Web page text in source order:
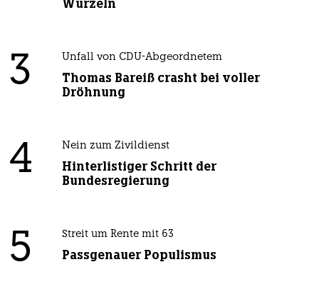
Wurzeln
3 Unfall von CDU-Abgeordnetem
Thomas Bareiß crasht bei voller
Dröhnung
4 Nein zum Zivildienst
Hinterlistiger Schritt der
Bundesregierung
5 Streit um Rente mit 63
Passgenauer Populismus